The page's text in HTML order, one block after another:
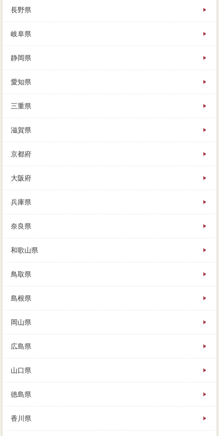
長野県
岐阜県
静岡県
愛知県
三重県
滋賀県
京都府
大阪府
兵庫県
奈良県
和歌山県
鳥取県
島根県
岡山県
広島県
山口県
徳島県
香川県